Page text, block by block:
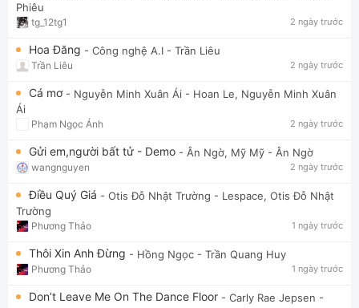
Phiêu
tg_12tg1 2 ngày trước
Hoa Đăng - Công nghệ A.I - Trần Liêu
Trần Liêu 2 ngày trước
Cá mơ - Nguyễn Minh Xuân Ái - Hoan Le, Nguyễn Minh Xuân
Ái
Phạm Ngọc Ánh 2 ngày trước
Gửi em,người bất tử - Demo - Ân Ngờ, Mỹ Mỹ - Ân Ngờ
wangnguyen 2 ngày trước
Điều Quý Giá - Otis Đỗ Nhật Trường - Lespace, Otis Đỗ Nhật
Trường
Phương Thảo 1 ngày trước
Thôi Xin Anh Đừng - Hồng Ngọc - Trần Quang Huy
Phương Thảo 1 ngày trước
Don’t Leave Me On The Dance Floor - Carly Rae Jepsen -